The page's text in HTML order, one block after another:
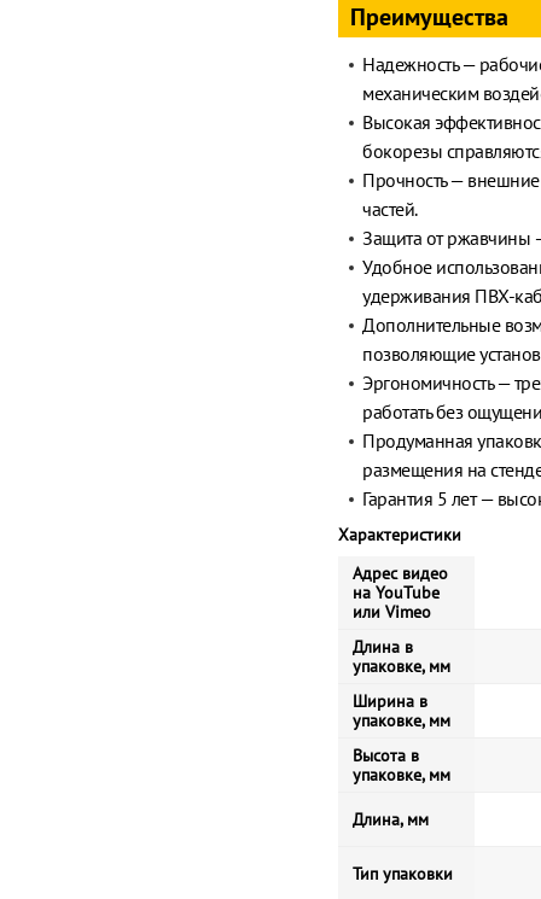
Преимущества
Надежность —
механическим
Высокая
бокорезы
Прочность —
частей.
Защита от ржавчины
Удобное
удерживания ПВХ-
Дополнительные
позволяющие
Эргономичность —
работать без
Продуманная
размещения на
Гарантия 5 лет —
Характеристики
Адрес видео
на YouTube
или Vimeo
Длина в
упаковке, мм
Ширина в
упаковке, мм
Высота в
упаковке, мм
Длина, мм
Тип упаковки